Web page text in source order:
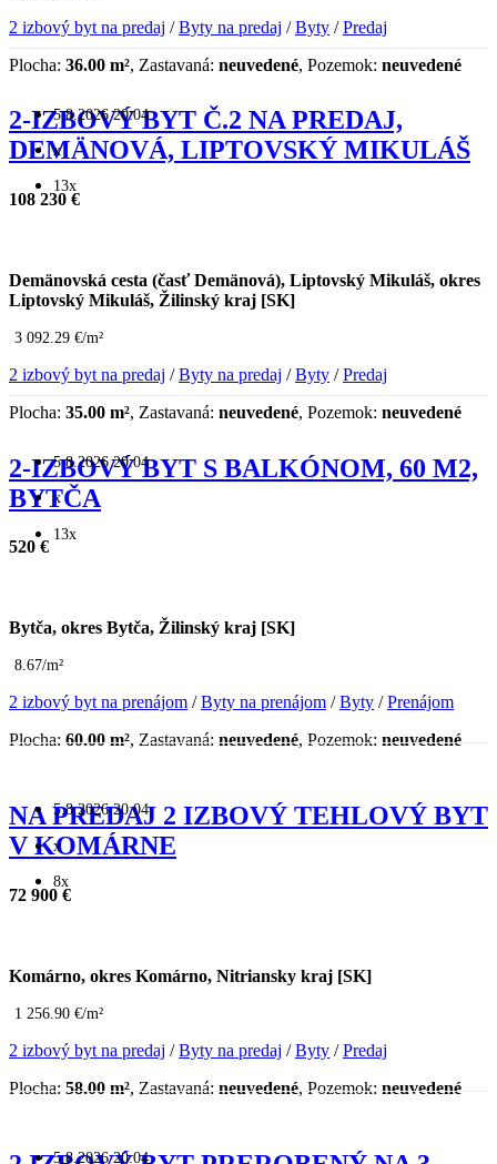
2 izbový byt na predaj /Byty na predaj /Byty /Predaj
Plocha: 36.00 m², Zastavaná: neuvedené, Pozemok: neuvedené
5.8.2026 20:04
x
13x
2-IZBOVÝ BYT Č.2 NA PREDAJ,
DEMÄNOVÁ, LIPTOVSKÝ MIKULÁŠ
108 230 €
Demänovská cesta (časť Demänová), Liptovský Mikuláš, okres
Liptovský Mikuláš, Žilinský kraj [SK]
3 092.29 €/m²
2 izbový byt na predaj /Byty na predaj /Byty /Predaj
Plocha: 35.00 m², Zastavaná: neuvedené, Pozemok: neuvedené
5.8.2026 20:04
x
13x
2-IZBOVÝ BYT S BALKÓNOM, 60 M2,
BYTČA
520 €
Bytča, okres Bytča, Žilinský kraj [SK]
8.67/m²
2 izbový byt na prenájom /Byty na prenájom /Byty /Prenájom
Plocha: 60.00 m², Zastavaná: neuvedené, Pozemok: neuvedené
5.8.2026 20:04
x
8x
NA PREDAJ 2 IZBOVÝ TEHLOVÝ BYT
V KOMÁRNE
72 900 €
Komárno, okres Komárno, Nitriansky kraj [SK]
1 256.90 €/m²
2 izbový byt na predaj /Byty na predaj /Byty /Predaj
Plocha: 58.00 m², Zastavaná: neuvedené, Pozemok: neuvedené
5.8.2026 20:04